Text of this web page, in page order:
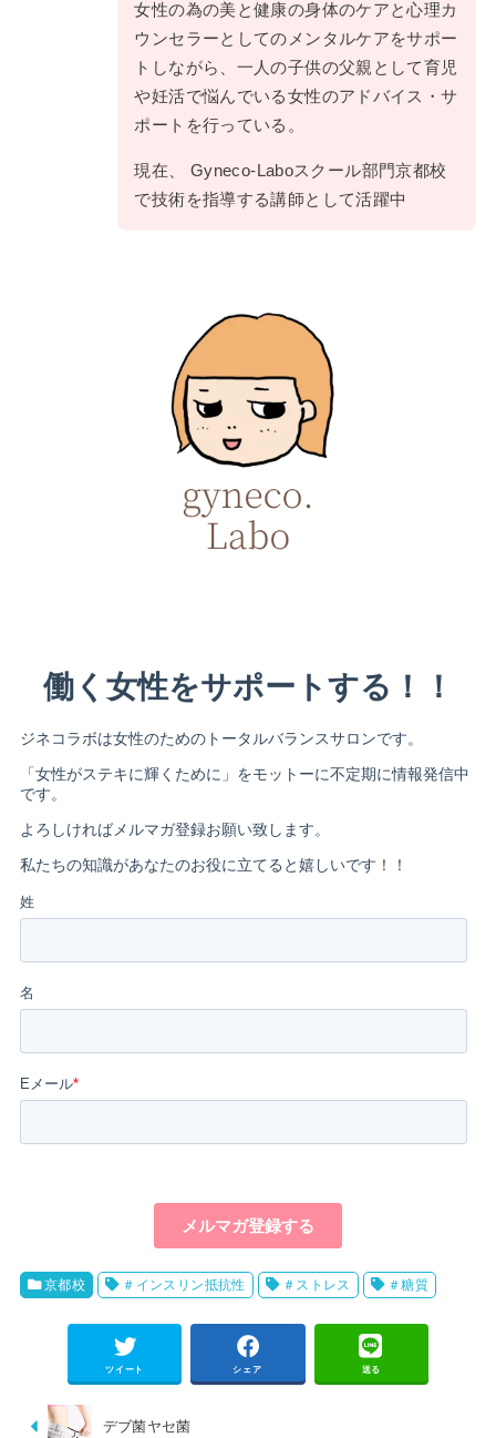
女性の為の美と健康の身体のケアと心理カ
ウンセラーとしてのメンタルケアをサポー
トしながら、一人の子供の父親として育児
や妊活で悩んでいる女性のアドバイス・サ
ポートを行っている。
現在、 Gyneco-Laboスクール部門京都校
で技術を指導する講師として活躍中
京都校 ＃インスリン抵抗性 ＃ストレス ＃糖質
ツイート シェア 送る
デブ菌ヤセ菌